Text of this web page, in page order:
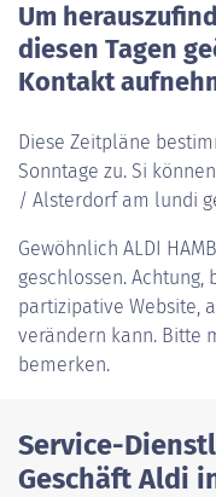
Um
diesen Tagen
Kontakt
Diese Zeitpläne
Sonntage zu. Si
/ Alsterdorf am lundi
Gewöhnlich ALDI
geschlossen.
partizipative Website,
verändern kann. Bitte
bemerken.
Service-
Geschäft Aldi